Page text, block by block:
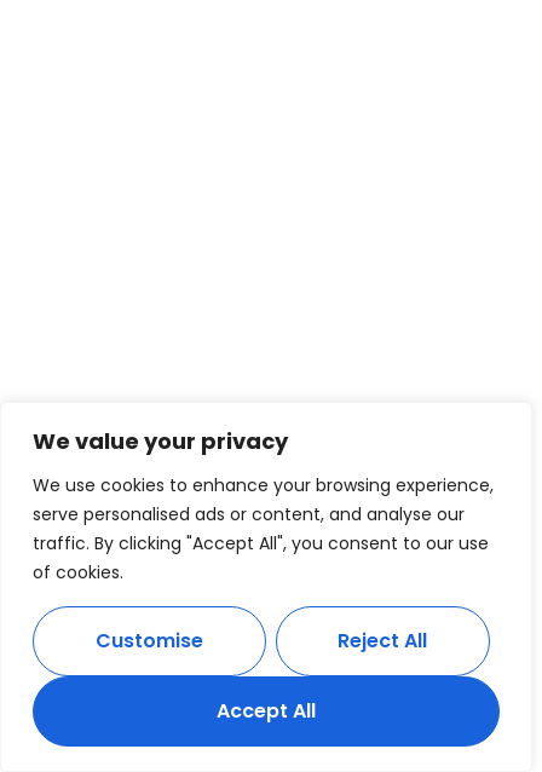
We value your privacy
We use cookies to enhance your browsing experience,
serve personalised ads or content, and analyse our
traffic. By clicking "Accept All", you consent to our use
of cookies.
Customise Reject All
Accept All